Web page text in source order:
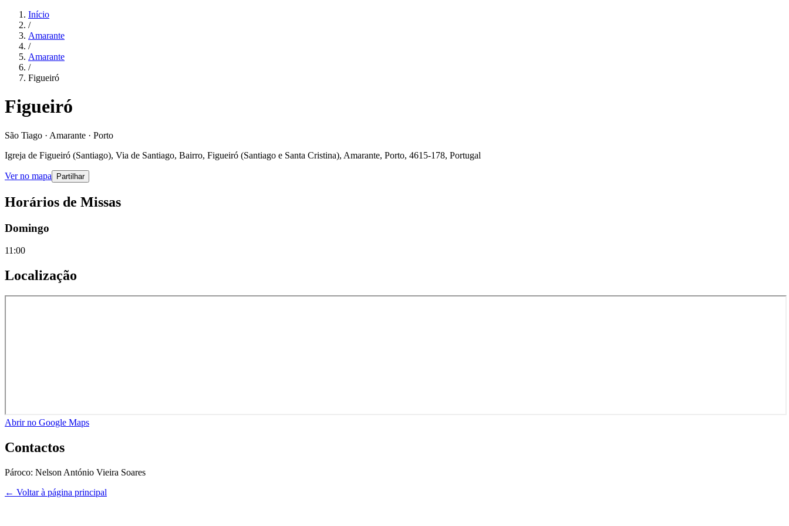
Início
/
Amarante
/
Amarante
/
Figueiró
Figueiró
São Tiago · Amarante · Porto
Igreja de Figueiró (Santiago), Via de Santiago, Bairro, Figueiró (Santiago e Santa Cristina), Amarante, Porto, 4615-178, Portugal
Ver no mapa Partilhar
Horários de Missas
Domingo
11:00
Localização
Abrir no Google Maps
Contactos
Pároco: Nelson António Vieira Soares
← Voltar à página principal